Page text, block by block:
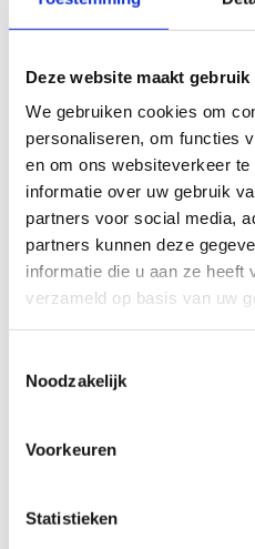
Deze website maakt
We gebruiken cookies om
personaliseren, om functies
en om ons websiteverkeer
informatie over uw gebruik
partners voor social media,
partners kunnen deze
informatie die u aan ze heeft
verzameld op basis van uw
Noodzakelijk
Voorkeuren
Statistieken
Een bontgekleurd